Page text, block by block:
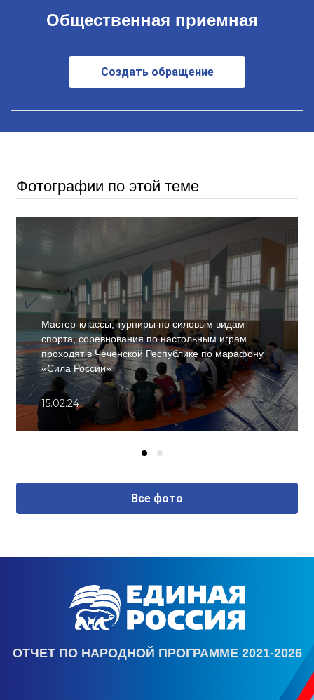
Общественная приемная
Создать обращение
Фотографии по этой теме
Мастер-классы, турниры по силовым видам
спорта, соревнования по настольным играм
проходят в Чеченской Республике по марафону
«Сила России»
15.02.24
Все фото
ОТЧЕТ ПО НАРОДНОЙ ПРОГРАММЕ 2021-2026